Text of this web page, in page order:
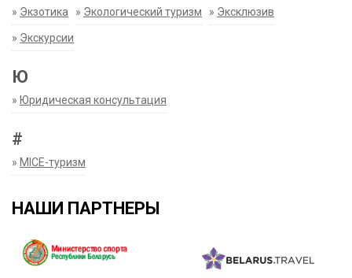
» Экзотика » Экологический туризм » Эксклюзив
» Экскурсии
Ю
» Юридическая консультация
#
» MICE-туризм
НАШИ ПАРТНЕРЫ